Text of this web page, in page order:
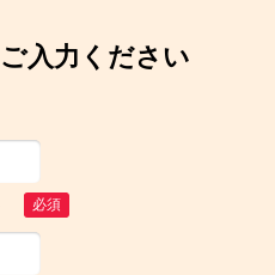
入力ください
必須